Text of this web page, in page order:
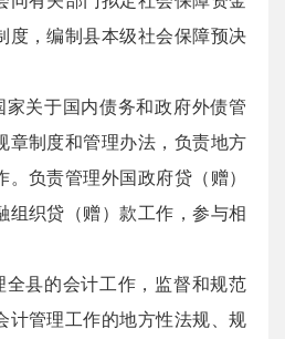
度，编制县本级社会保障预决
家关于国内债务和政府外债管
章制度和管理办法，负责地方
负责管理外国政府贷（赠）
组织贷（赠）款工作，参与相
全县的会计工作，监督和规范
计管理工作的地方性法规、规